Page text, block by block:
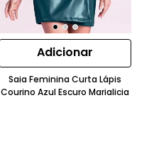
Adicionar
Saia Feminina Curta Lápis
Courino Azul Escuro Marialicia